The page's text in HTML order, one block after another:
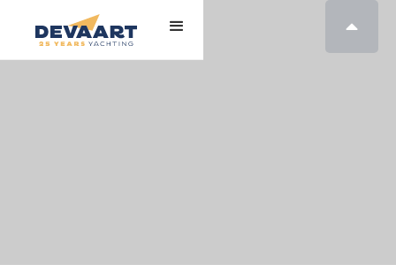
